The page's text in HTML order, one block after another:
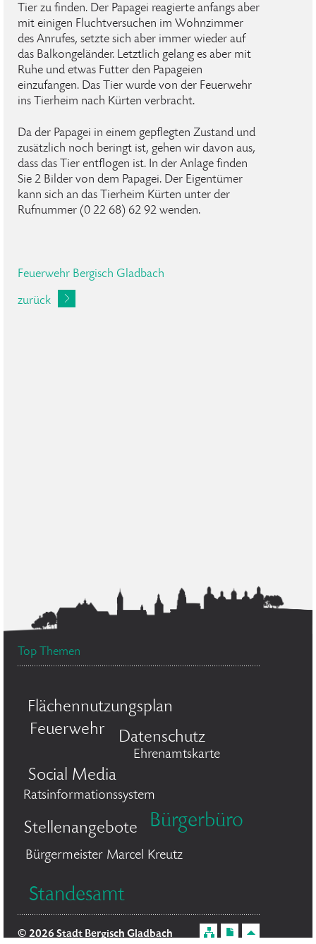
Tier zu finden. Der Papagei reagierte anfangs aber
mit einigen Fluchtversuchen im Wohnzimmer
des Anrufes, setzte sich aber immer wieder auf
das Balkongeländer. Letztlich gelang es aber mit
Ruhe und etwas Futter den Papageien
einzufangen. Das Tier wurde von der Feuerwehr
ins Tierheim nach Kürten verbracht.
Da der Papagei in einem gepflegten Zustand und
zusätzlich noch beringt ist, gehen wir davon aus,
dass das Tier entflogen ist. In der Anlage finden
Sie 2 Bilder von dem Papagei. Der Eigentümer
kann sich an das Tierheim Kürten unter der
Rufnummer (0 22 68) 62 92 wenden.
Feuerwehr Bergisch Gladbach
zurück
Top Themen
Flächennutzungsplan
Feuerwehr
Datenschutz
Social Media
Ehrenamtskarte
Ratsinformationssystem
Stellenangebote Bürgerbüro
Bürgermeister Marcel Kreutz
Standesamt
© 2026 Stadt Bergisch Gladbach